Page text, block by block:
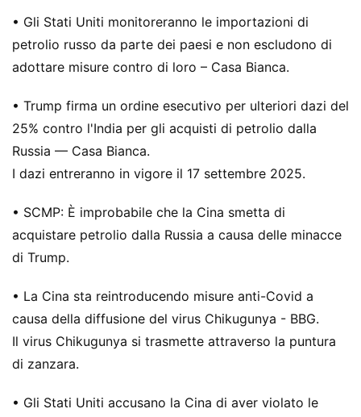
• Gli Stati Uniti monitoreranno le importazioni di
petrolio russo da parte dei paesi e non escludono di
adottare misure contro di loro – Casa Bianca.
• Trump firma un ordine esecutivo per ulteriori dazi del
25% contro l'India per gli acquisti di petrolio dalla
Russia — Casa Bianca.
I dazi entreranno in vigore il 17 settembre 2025.
• SCMP: È improbabile che la Cina smetta di
acquistare petrolio dalla Russia a causa delle minacce
di Trump.
• La Cina sta reintroducendo misure anti-Covid a
causa della diffusione del virus Chikugunya - BBG.
Il virus Chikugunya si trasmette attraverso la puntura
di zanzara.
• Gli Stati Uniti accusano la Cina di aver violato le